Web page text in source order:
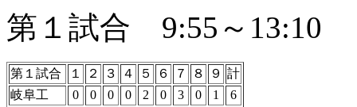
第１試合 9:55～13:10
第１試合 １ ２ ３ ４ ５ ６ ７ ８ ９ 計
岐阜工
0 0 0 0 2 0 3 0 1
6